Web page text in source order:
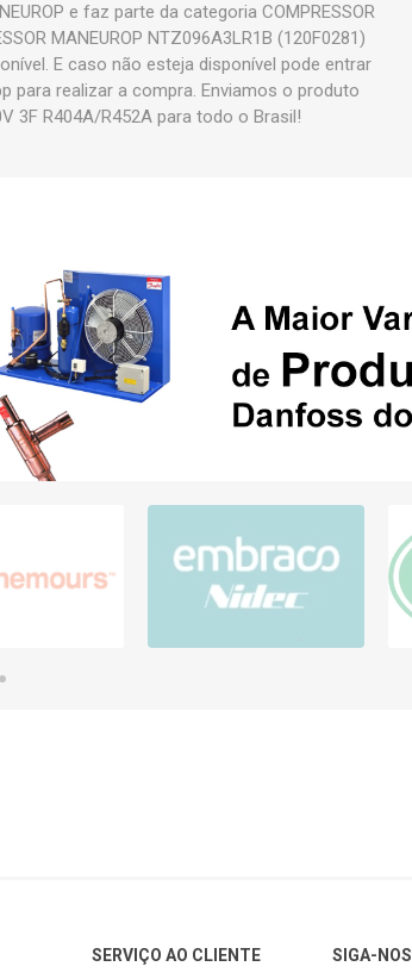
e faz parte da categoria COMPRESSOR
MANEUROP NTZ096A3LR1B (120F0281)
E caso não esteja disponível pode entrar
para realizar a compra. Enviamos o produto
3F R404A/R452A para todo o Brasil!
SERVIÇO AO CLIENTE SIGA-NOS